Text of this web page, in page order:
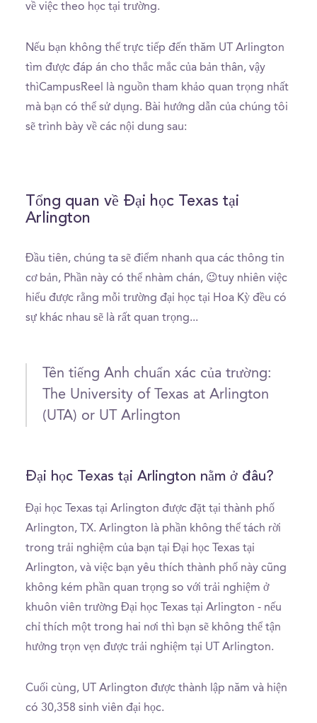
về việc theo học tại trường.
Nếu bạn không thể trực tiếp đến thăm UT Arlington
tìm được đáp án cho thắc mắc của bản thân, vậy
thìCampusReel là nguồn tham khảo quan trọng nhất
mà bạn có thể sử dụng. Bài hướng dẫn của chúng tôi
sẽ trình bày về các nội dung sau:
Tổng quan về Đại học Texas tại
Arlington
Đầu tiên, chúng ta sẽ điểm nhanh qua các thông tin
cơ bản, Phần này có thể nhàm chán, 😉tuy nhiên việc
hiểu được rằng mỗi trường đại học tại Hoa Kỳ đều có
sự khác nhau sẽ là rất quan trọng...
Tên tiếng Anh chuẩn xác của trường:
The University of Texas at Arlington
(UTA) or UT Arlington
Đại học Texas tại Arlington nằm ở đâu?
Đại học Texas tại Arlington được đặt tại thành phố
Arlington, TX. Arlington là phần không thể tách rời
trong trải nghiệm của bạn tại Đại học Texas tại
Arlington, và việc bạn yêu thích thành phố này cũng
không kém phần quan trọng so với trải nghiệm ở
khuôn viên trường Đại học Texas tại Arlington - nếu
chỉ thích một trong hai nơi thì bạn sẽ không thể tận
hưởng trọn vẹn được trải nghiệm tại UT Arlington.
Cuối cùng, UT Arlington được thành lập năm và hiện
có 30,358 sinh viên đại học.